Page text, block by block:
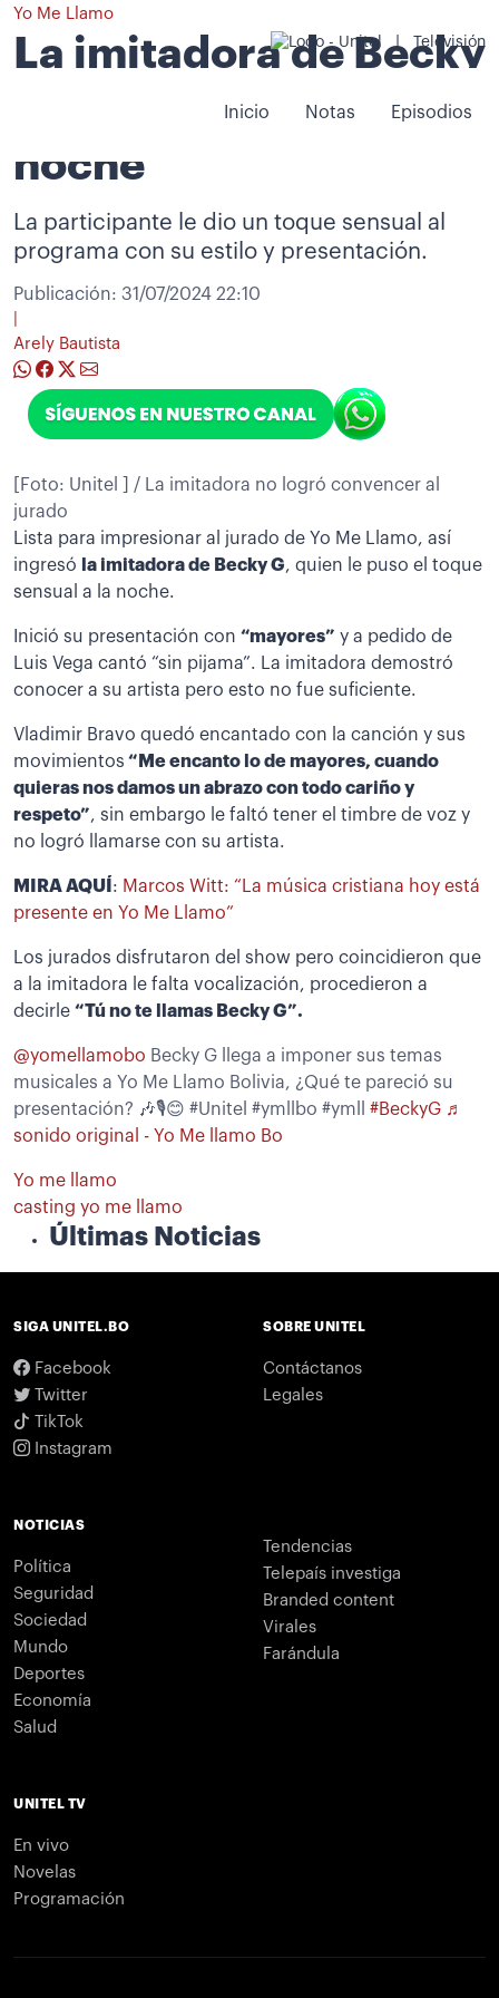
| Televisión
Inicio Notas Episodios
Yo Me Llamo
La imitadora de Becky
G le puso ritmo a la
noche
La participante le dio un toque sensual al
programa con su estilo y presentación.
Publicación: 31/07/2024 22:10
Arely Bautista
[Foto: Unitel ] / La imitadora no logró convencer al
jurado
Lista para impresionar al jurado de Yo Me Llamo, así
ingresó
la imitadora de Becky G, quien le puso el toque
sensual a la noche.
Inició su presentación con “mayores” y a pedido de
Luis Vega cantó “sin pijama”. La imitadora demostró
conocer a su artista pero esto no fue suficiente.
Vladimir Bravo quedó encantado con la canción y sus
movimientos “Me encanto lo de mayores, cuando
quieras nos damos un abrazo con todo cariño y
respeto”, sin embargo le faltó tener el timbre de voz y
no logró llamarse con su artista.
MIRA AQUÍ : Marcos Witt: “La música cristiana hoy está
presente en Yo Me Llamo”
Los jurados disfrutaron del show pero coincidieron que
a la imitadora le falta vocalización, procedieron a
decirle “Tú no te llamas Becky G”.
@yomellamobo Becky G llega a imponer sus temas
musicales a Yo Me Llamo Bolivia, ¿Qué te pareció su
presentación? 🎶🎙😊 #Unitel #ymllbo #ymll #BeckyG ♬
sonido original - Yo Me llamo Bo
Yo me llamo
casting yo me llamo
Últimas Noticias
SIGA UNITEL.BO
Facebook
Twitter
TikTok
Instagram
SOBRE UNITEL
Contáctanos
Legales
NOTICIAS
Política
Seguridad
Sociedad
Mundo
Deportes
Economía
Salud
Tendencias
Telepaís investiga
Branded content
Virales
Farándula
UNITEL TV
En vivo
Novelas
Programación